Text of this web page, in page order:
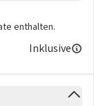
enthalten.
Inklusive